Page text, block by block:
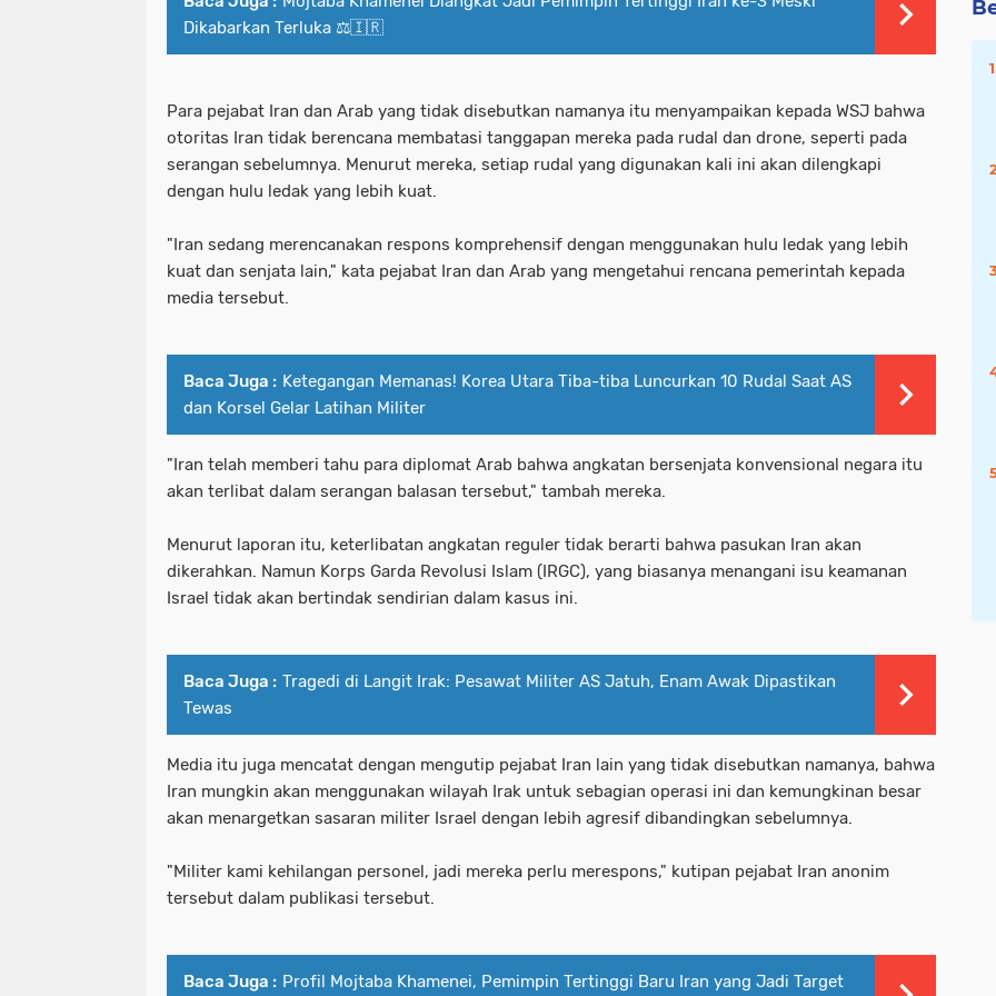
Dikabarkan Terluka ⚖️🇮🇷
Para pejabat Iran dan Arab yang tidak disebutkan namanya itu menyampaikan kepada WSJ bahwa
otoritas Iran tidak berencana membatasi tanggapan mereka pada rudal dan drone, seperti pada
serangan sebelumnya. Menurut mereka, setiap rudal yang digunakan kali ini akan dilengkapi
dengan hulu ledak yang lebih kuat.
"Iran sedang merencanakan respons komprehensif dengan menggunakan hulu ledak yang lebih
kuat dan senjata lain," kata pejabat Iran dan Arab yang mengetahui rencana pemerintah kepada
media tersebut.
Baca Juga : Ketegangan Memanas! Korea Utara Tiba-tiba Luncurkan 10 Rudal Saat AS
dan Korsel Gelar Latihan Militer
"Iran telah memberi tahu para diplomat Arab bahwa angkatan bersenjata konvensional negara itu
akan terlibat dalam serangan balasan tersebut," tambah mereka.
Menurut laporan itu, keterlibatan angkatan reguler tidak berarti bahwa pasukan Iran akan
dikerahkan. Namun Korps Garda Revolusi Islam (IRGC), yang biasanya menangani isu keamanan
Israel tidak akan bertindak sendirian dalam kasus ini.
Baca Juga : Tragedi di Langit Irak: Pesawat Militer AS Jatuh, Enam Awak Dipastikan
Tewas
Media itu juga mencatat dengan mengutip pejabat Iran lain yang tidak disebutkan namanya, bahwa
Iran mungkin akan menggunakan wilayah Irak untuk sebagian operasi ini dan kemungkinan besar
akan menargetkan sasaran militer Israel dengan lebih agresif dibandingkan sebelumnya.
"Militer kami kehilangan personel, jadi mereka perlu merespons," kutipan pejabat Iran anonim
tersebut dalam publikasi tersebut.
Baca Juga : Profil Mojtaba Khamenei, Pemimpin Tertinggi Baru Iran yang Jadi Target